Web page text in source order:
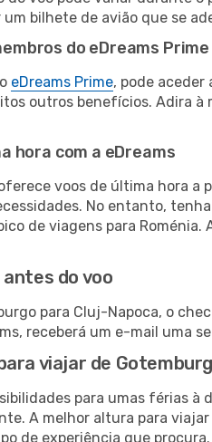
bilhete de avião que se
do eDreams Prime
eDreams Prime, pode aceder
outros benefícios. Adira à
hora com a eDreams
voos de última hora a
No entanto,
de viagens para
do voo
para Cluj-Napoca, o
receberá um e-mail uma
viajar de
para umas férias
A melhor altura para
de experiência que procura.